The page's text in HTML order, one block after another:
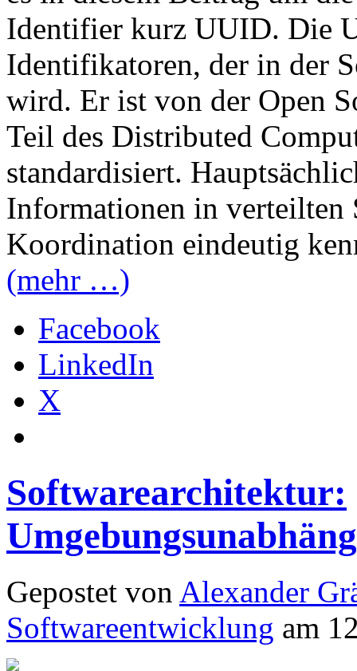
Identifier kurz UUID. Die
Identifikatoren, der in der
wird. Er ist von der Open
Teil des Distributed
standardisiert.
Informationen in verteilten
Koordination eindeutig
(mehr …)
Facebook
LinkedIn
X
Softwarearchitektur:
Gepostet von Alexander
Softwareentwicklung am